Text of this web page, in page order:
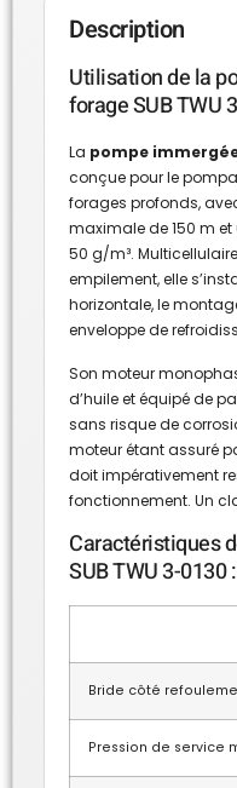
Description
Utilisation de la
forage SUB TWU
La pompe immergée
conçue pour le
forages profonds,
maximale de 150 m
50 g/m³.
empilement, elle
horizontale, le
enveloppe de
Son moteur
d’huile et équipé de
sans risque de
moteur étant assuré
doit impérativement
fonctionnement. Un
Caractéristiques
SUB TWU 3-0130 :
Bride côté
Pression de service